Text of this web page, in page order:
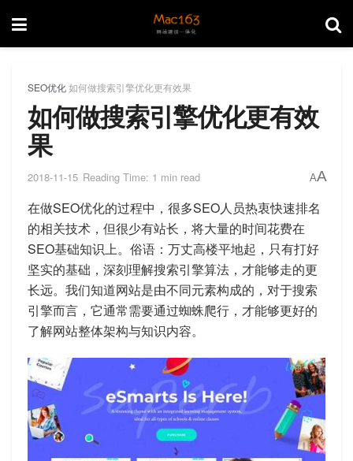
SEO优化如何做搜索引擎优化更有效果
如何做搜索引擎优化更有效
果
2018-11-15 Reading Time: 1 min read AA
在做SEO优化的过程中，很多SEO人员热衷快速排名
的相关技术，但很少有站长，将大量的时间花费在
SEO基础知识上。俗语：万丈高楼平地起，只有打好
坚实的基础，深刻理解搜索引擎算法，才能够走的更
长远。我们知道网站是由不同元素构成的，对于搜索
引擎而言，它通常需要通过蜘蛛爬行，才能够更好的
了解网站整体架构与知识内容。